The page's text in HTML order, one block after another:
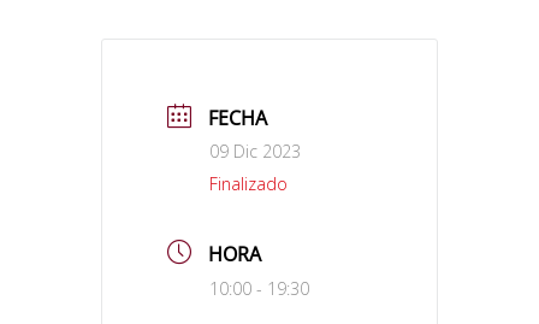
FECHA
09 Dic 2023
Finalizado
HORA
10:00 - 19:30